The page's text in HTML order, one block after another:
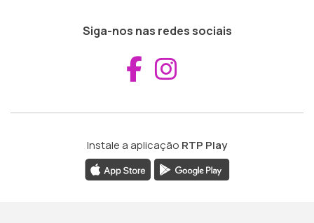
Siga-nos nas redes sociais
Aceder ao
Instale a aplicação RTP Play